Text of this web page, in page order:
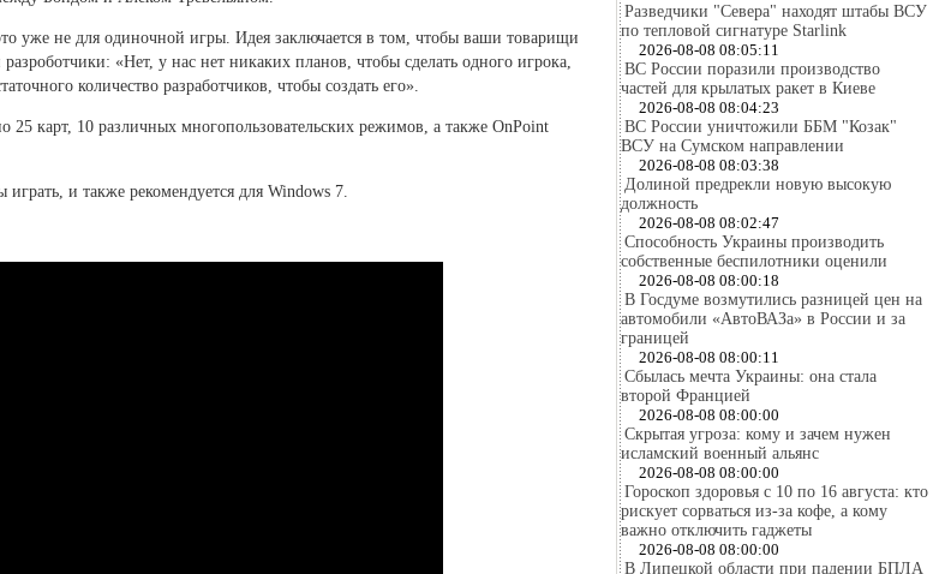
уже не для одиночной игры. Идея заключается в том, чтобы ваши товарищи
«Нет, у нас нет никаких планов, чтобы сделать одного игрока,
количество разработчиков, чтобы создать его».
25 карт, 10 различных многопользовательских режимов, а также OnPoint
и также рекомендуется для Windows 7.
Разведчики "Севера" находят штабы ВСУ
по тепловой сигнатуре Starlink
2026-08-08 08:05:11
ВС России поразили производство
частей для крылатых ракет в Киеве
2026-08-08 08:04:23
ВС России уничтожили ББМ "Козак"
ВСУ на Сумском направлении
2026-08-08 08:03:38
Долиной предрекли новую высокую
должность
2026-08-08 08:02:47
Способность Украины производить
собственные беспилотники оценили
2026-08-08 08:00:18
В Госдуме возмутились разницей цен на
автомобили «АвтоВАЗа» в России и за
границей
2026-08-08 08:00:11
Сбылась мечта Украины: она стала
второй Францией
2026-08-08 08:00:00
Скрытая угроза: кому и зачем нужен
исламский военный альянс
2026-08-08 08:00:00
Гороскоп здоровья с 10 по 16 августа: кто
рискует сорваться из-за кофе, а кому
важно отключить гаджеты
2026-08-08 08:00:00
В Липецкой области при падении БПЛА